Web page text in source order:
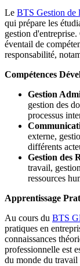
Le BTS Gestion de
qui prépare les
gestion
éventail de
responsabilité,
Compétences
Gestion
gestion des
processus
externe,
différents
Gestion des
travail,
ressources
Apprentissage
Au cours du BTS
pratiques en
connaissances
professionnelle est
du monde du